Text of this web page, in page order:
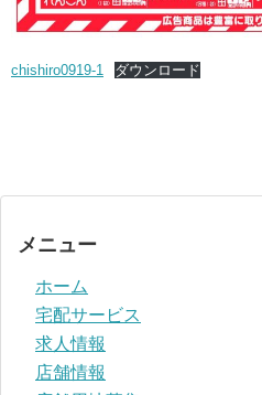
chishiro0919-1 ダウンロード
メニュー
ホーム
宅配サービス
求人情報
店舗情報